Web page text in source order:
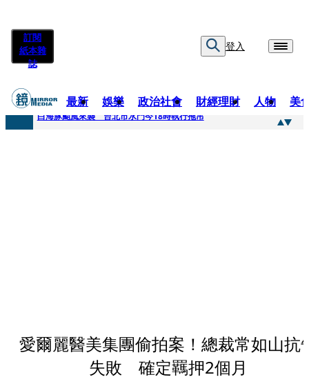
訂閱
紙本雜
誌
登入
最新 娛樂 政治社會 財經理財 人物 美
快訊
白海豚颱風來襲 台北市水門今18時執行拖吊
愛爾麗醫美集團偷拍案！總裁常如山抗
失敗 確定羈押2個月